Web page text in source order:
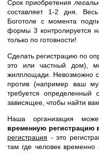
Срок приобретения
составляет 1-2 дня.
Боготоле с момента
формы 3 контролируется
только по готовности!
Сделать регистрацию по
это или частный дом),
жилплощади. Невозможно
против (например ваш
требуется
зависящее, чтобы найти
Наша организация
временную регистрацию
регистрация - это
там где человек временно